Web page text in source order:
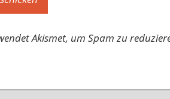
Akismet, um Spam zu